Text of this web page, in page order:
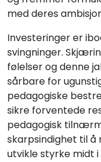
med deres
Investeringer er
svingninger.
følelser og denne
sårbare for
pedagogiske
sikre forventede
pedagogisk
skarpsindighet til
utvikle styrke midt